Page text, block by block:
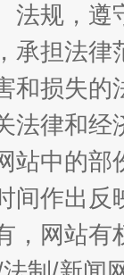
魏明亮
法规，
承担法
和损失
法律和
站中的
间作出
，网站